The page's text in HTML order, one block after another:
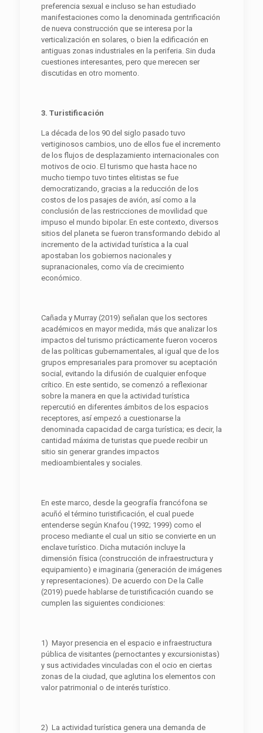
preferencia sexual e incluso se han estudiado
manifestaciones como la denominada gentrificación
de nueva construcción que se interesa por la
verticalización en solares, o bien la edificación en
antiguas zonas industriales en la periferia. Sin duda
cuestiones interesantes, pero que merecen ser
discutidas en otro momento.
3. Turistificación
La década de los 90 del siglo pasado tuvo
vertiginosos cambios, uno de ellos fue el incremento
de los flujos de desplazamiento internacionales con
motivos de ocio. El turismo que hasta hace no
mucho tiempo tuvo tintes elitistas se fue
democratizando, gracias a la reducción de los
costos de los pasajes de avión, así como a la
conclusión de las restricciones de movilidad que
impuso el mundo bipolar. En este contexto, diversos
sitios del planeta se fueron transformando debido al
incremento de la actividad turística a la cual
apostaban los gobiernos nacionales y
supranacionales, como vía de crecimiento
económico.
Cañada y Murray (2019) señalan que los sectores
académicos en mayor medida, más que analizar los
impactos del turismo prácticamente fueron voceros
de las políticas gubernamentales, al igual que de los
grupos empresariales para promover su aceptación
social, evitando la difusión de cualquier enfoque
crítico. En este sentido, se comenzó a reflexionar
sobre la manera en que la actividad turística
repercutió en diferentes ámbitos de los espacios
receptores, así empezó a cuestionarse la
denominada capacidad de carga turística; es decir, la
cantidad máxima de turistas que puede recibir un
sitio sin generar grandes impactos
medioambientales y sociales.
En este marco, desde la geografía francófona se
acuñó el término turistificación, el cual puede
entenderse según Knafou (1992; 1999) como el
proceso mediante el cual un sitio se convierte en un
enclave turístico. Dicha mutación incluye la
dimensión física (construcción de infraestructura y
equipamiento) e imaginaria (generación de imágenes
y representaciones). De acuerdo con De la Calle
(2019) puede hablarse de turistificación cuando se
cumplen las siguientes condiciones:
1) Mayor presencia en el espacio e infraestructura
pública de visitantes (pernoctantes y excursionistas)
y sus actividades vinculadas con el ocio en ciertas
zonas de la ciudad, que aglutina los elementos con
valor patrimonial o de interés turístico.
2) La actividad turística genera una demanda de